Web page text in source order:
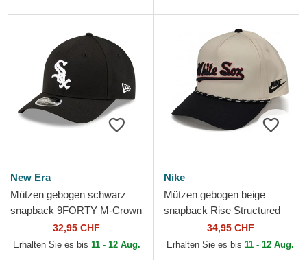
New Era
Mützen gebogen schwarz
snapback 9FORTY M-Crown
Player Replica der Chicago
White Sox MLB von New Era
32,95 CHF
Erhalten Sie es bis 11 - 12 Aug.
Nike
Mützen gebogen beige
snapback Rise Structured
der Chicago White Sox MLB
von Nike
34,95 CHF
Erhalten Sie es bis 11 - 12 Aug.